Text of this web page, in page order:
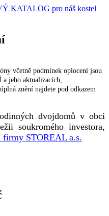
KATALOG pro náš kostel
včetně podmínek oplocení jsou
jeho aktualizacích,
znění najdete pod odkazem
dvojdomů v obci
soukromého investora,
firmy STOREAL a.s.